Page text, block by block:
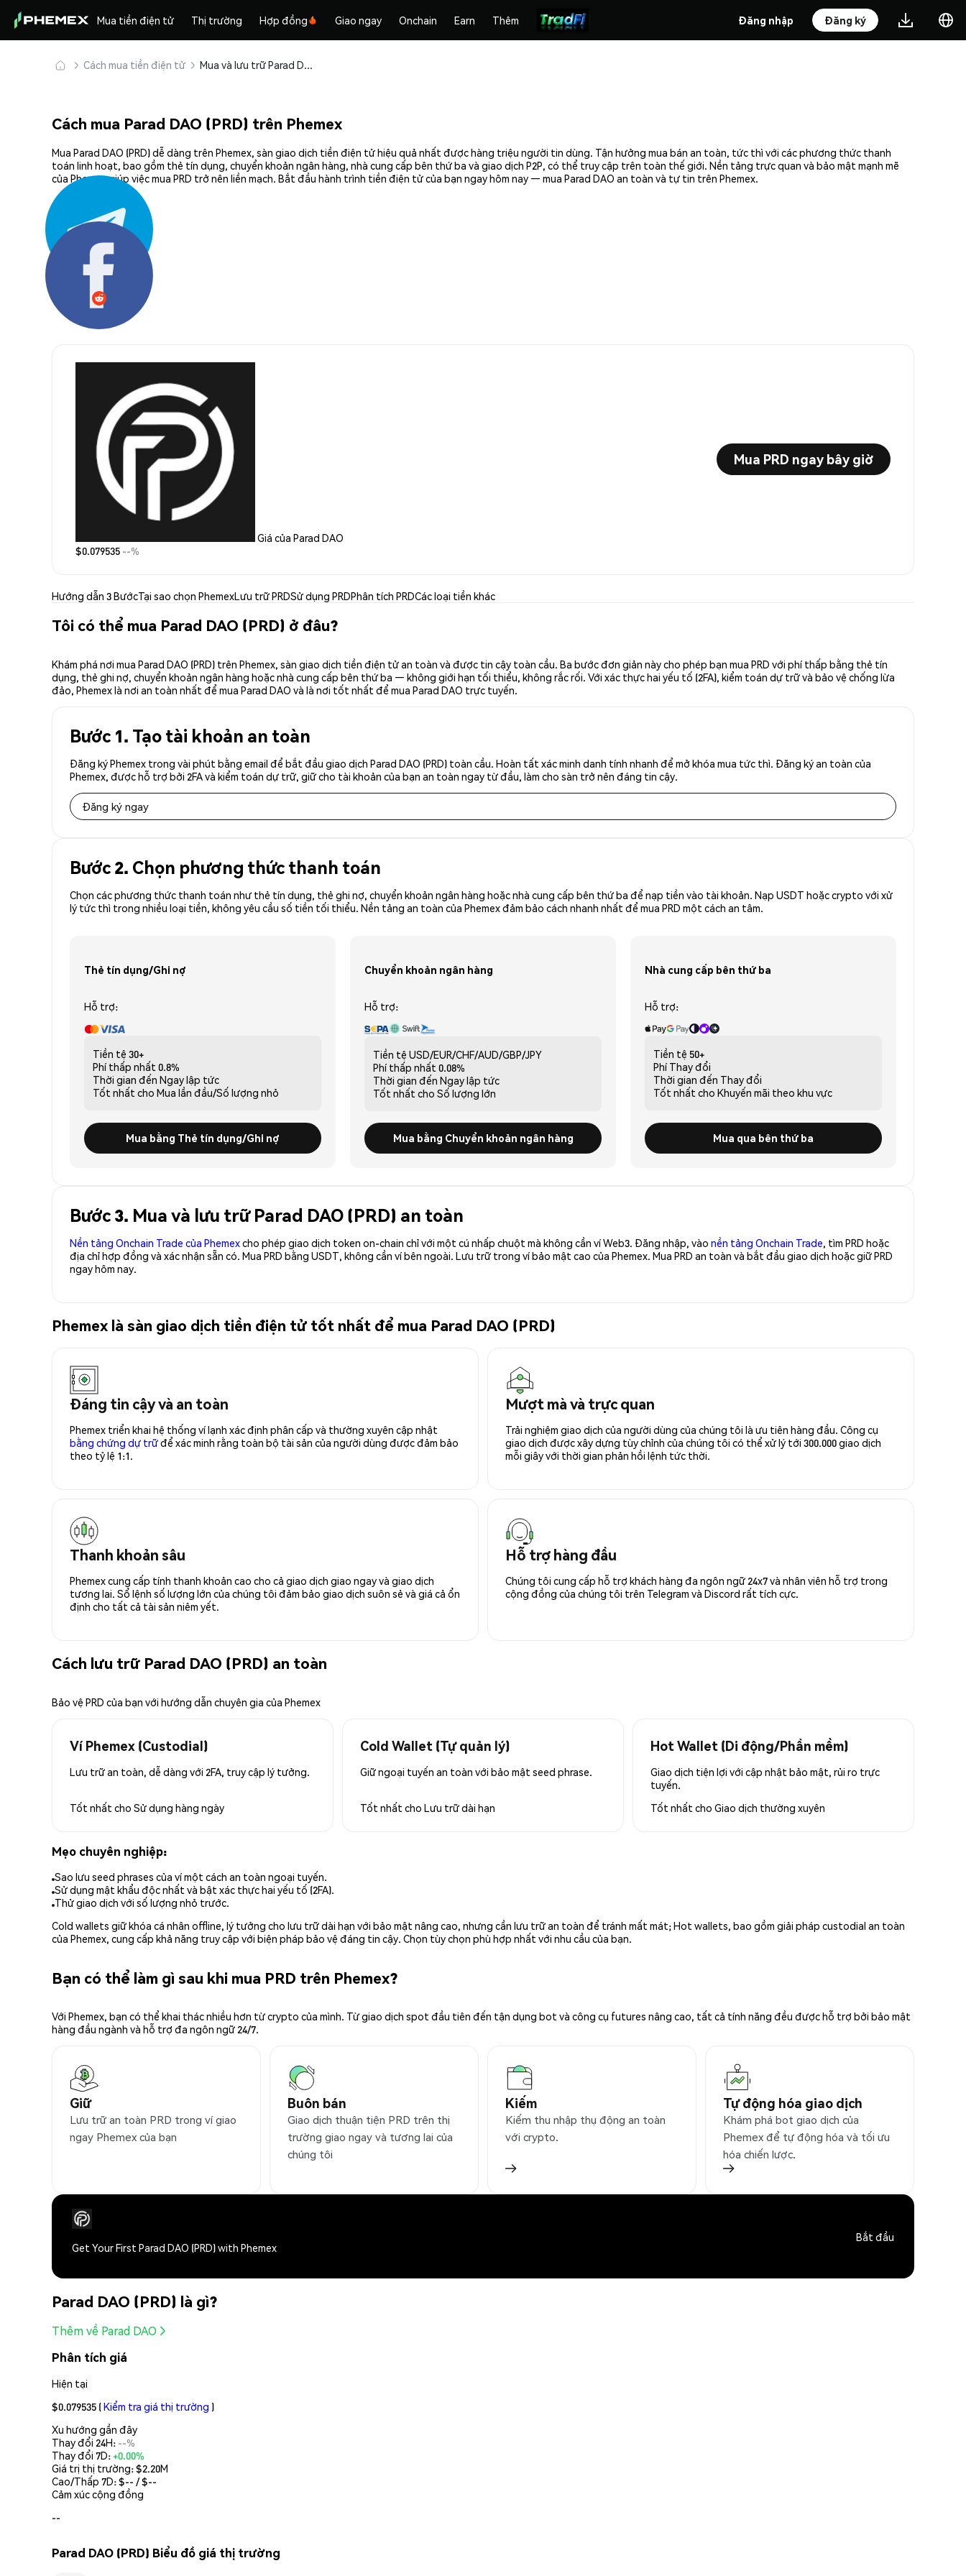
Mua tiền điện tử Thị trường Hợp đồng Giao ngay Onchain Earn Thêm Đăng nhập Đăng ký
Cách mua tiền điện tử Mua và lưu trữ Parad DAO (PRD) an toàn
Cách mua Parad DAO (PRD) trên Phemex
Mua Parad DAO (PRD) dễ dàng trên Phemex, sàn giao dịch tiền điện tử hiệu quả nhất được hàng triệu người tin dùng. Tận hưởng mua bán an toàn, tức thì với các phương thức thanh
toán linh hoạt, bao gồm thẻ tín dụng, chuyển khoản ngân hàng, nhà cung cấp bên thứ ba và giao dịch P2P, có thể truy cập trên toàn thế giới. Nền tảng trực quan và bảo mật mạnh mẽ
của Phemex giúp việc mua PRD trở nên liền mạch. Bắt đầu hành trình tiền điện tử của bạn ngay hôm nay — mua Parad DAO an toàn và tự tin trên Phemex.
Chia sẻ:
Giá của Parad DAO
$0.079535 --%
Mua PRD ngay bây giờ
Hướng dẫn 3 BướcTại sao chọn PhemexLưu trữ PRDSử dụng PRDPhân tích PRDCác loại tiền khác
Tôi có thể mua Parad DAO (PRD) ở đâu?
Khám phá nơi mua Parad DAO (PRD) trên Phemex, sàn giao dịch tiền điện tử an toàn và được tin cậy toàn cầu. Ba bước đơn giản này cho phép bạn mua PRD với phí thấp bằng thẻ tín
dụng, thẻ ghi nợ, chuyển khoản ngân hàng hoặc nhà cung cấp bên thứ ba — không giới hạn tối thiểu, không rắc rối. Với xác thực hai yếu tố (2FA), kiểm toán dự trữ và bảo vệ chống lừa
đảo, Phemex là nơi an toàn nhất để mua Parad DAO và là nơi tốt nhất để mua Parad DAO trực tuyến.
Bước 1. Tạo tài khoản an toàn
Đăng ký Phemex trong vài phút bằng email để bắt đầu giao dịch Parad DAO (PRD) toàn cầu. Hoàn tất xác minh danh tính nhanh để mở khóa mua tức thì. Đăng ký an toàn của
Phemex, được hỗ trợ bởi 2FA và kiểm toán dự trữ, giữ cho tài khoản của bạn an toàn ngay từ đầu, làm cho sàn trở nên đáng tin cậy.
Đăng ký ngay
Bước 2. Chọn phương thức thanh toán
Chọn các phương thức thanh toán như thẻ tín dụng, thẻ ghi nợ, chuyển khoản ngân hàng hoặc nhà cung cấp bên thứ ba để nạp tiền vào tài khoản. Nạp USDT hoặc crypto với xử
lý tức thì trong nhiều loại tiền, không yêu cầu số tiền tối thiểu. Nền tảng an toàn của Phemex đảm bảo cách nhanh nhất để mua PRD một cách an tâm.
Thẻ tín dụng/Ghi nợ
Hỗ trợ:
Tiền tệ 30+
Phí thấp nhất 0.8%
Thời gian đến Ngay lập tức
Tốt nhất cho Mua lần đầu/Số lượng nhỏ
Mua bằng Thẻ tín dụng/Ghi nợ
Chuyển khoản ngân hàng
Hỗ trợ:
Tiền tệ USD/EUR/CHF/AUD/GBP/JPY
Phí thấp nhất 0.08%
Thời gian đến Ngay lập tức
Tốt nhất cho Số lượng lớn
Mua bằng Chuyển khoản ngân hàng
Nhà cung cấp bên thứ ba
Hỗ trợ:
Tiền tệ 50+
Phí Thay đổi
Thời gian đến Thay đổi
Tốt nhất cho Khuyến mãi theo khu vực
Mua qua bên thứ ba
Bước 3. Mua và lưu trữ Parad DAO (PRD) an toàn
Nền tảng Onchain Trade của Phemexcho phép giao dịch token on-chain chỉ với một cú nhấp chuột mà không cần ví Web3. Đăng nhập, vào nền tảng Onchain Trade, tìm PRD hoặc
địa chỉ hợp đồng và xác nhận sẵn có. Mua PRD bằng USDT, không cần ví bên ngoài. Lưu trữ trong ví bảo mật cao của Phemex. Mua PRD an toàn và bắt đầu giao dịch hoặc giữ PRD
ngay hôm nay.
Phemex là sàn giao dịch tiền điện tử tốt nhất để mua Parad DAO (PRD)
Đáng tin cậy và an toàn
Phemex triển khai hệ thống ví lạnh xác định phân cấp và thường xuyên cập nhật
bằng chứng dự trữđể xác minh rằng toàn bộ tài sản của người dùng được đảm bảo
theo tỷ lệ 1:1.
Mượt mà và trực quan
Trải nghiệm giao dịch của người dùng của chúng tôi là ưu tiên hàng đầu. Công cụ
giao dịch được xây dựng tùy chỉnh của chúng tôi có thể xử lý tới 300.000 giao dịch
mỗi giây với thời gian phản hồi lệnh tức thời.
Thanh khoản sâu
Phemex cung cấp tính thanh khoản cao cho cả giao dịch giao ngay và giao dịch
tương lai. Sổ lệnh số lượng lớn của chúng tôi đảm bảo giao dịch suôn sẻ và giá cả ổn
định cho tất cả tài sản niêm yết.
Hỗ trợ hàng đầu
Chúng tôi cung cấp hỗ trợ khách hàng đa ngôn ngữ 24x7 và nhân viên hỗ trợ trong
cộng đồng của chúng tôi trên Telegram và Discord rất tích cực.
Cách lưu trữ Parad DAO (PRD) an toàn
Bảo vệ PRD của bạn với hướng dẫn chuyên gia của Phemex
Ví Phemex (Custodial)
Lưu trữ an toàn, dễ dàng với 2FA, truy cập lý tưởng.
Tốt nhất cho Sử dụng hàng ngày
Cold Wallet (Tự quản lý)
Giữ ngoại tuyến an toàn với bảo mật seed phrase.
Tốt nhất cho Lưu trữ dài hạn
Hot Wallet (Di động/Phần mềm)
Giao dịch tiện lợi với cập nhật bảo mật, rủi ro trực
tuyến.
Tốt nhất cho Giao dịch thường xuyên
Mẹo chuyên nghiệp:
Sao lưu seed phrases của ví một cách an toàn ngoại tuyến.
Sử dụng mật khẩu độc nhất và bật xác thực hai yếu tố (2FA).
Thử giao dịch với số lượng nhỏ trước.
Cold wallets giữ khóa cá nhân offline, lý tưởng cho lưu trữ dài hạn với bảo mật nâng cao, nhưng cần lưu trữ an toàn để tránh mất mát; Hot wallets, bao gồm giải pháp custodial an toàn
của Phemex, cung cấp khả năng truy cập với biện pháp bảo vệ đáng tin cậy. Chọn tùy chọn phù hợp nhất với nhu cầu của bạn.
Bạn có thể làm gì sau khi mua PRD trên Phemex?
Với Phemex, bạn có thể khai thác nhiều hơn từ crypto của mình. Từ giao dịch spot đầu tiên đến tận dụng bot và công cụ futures nâng cao, tất cả tính năng đều được hỗ trợ bởi bảo mật
hàng đầu ngành và hỗ trợ đa ngôn ngữ 24/7.
Giữ
Lưu trữ an toàn PRD trong ví giao
ngay Phemex của bạn
Buôn bán
Giao dịch thuận tiện PRD trên thị
trường giao ngay và tương lai của
chúng tôi
Kiếm
Kiếm thu nhập thụ động an toàn
với crypto.
Tự động hóa giao dịch
Khám phá bot giao dịch của
Phemex để tự động hóa và tối ưu
hóa chiến lược.
Get Your First Parad DAO (PRD) with Phemex
Bắt đầu
Parad DAO (PRD) là gì?
Thêm về Parad DAO
Phân tích giá
Hiện tại
$0.079535 (Kiểm tra giá thị trường )
Xu hướng gần đây
Thay đổi 24H: --%
Thay đổi 7D:+0.00%
Giá trị thị trường:$2.20M
Cao/Thấp 7D: $-- / $--
Cảm xúc cộng đồng
--
Parad DAO (PRD) Biểu đồ giá thị trường